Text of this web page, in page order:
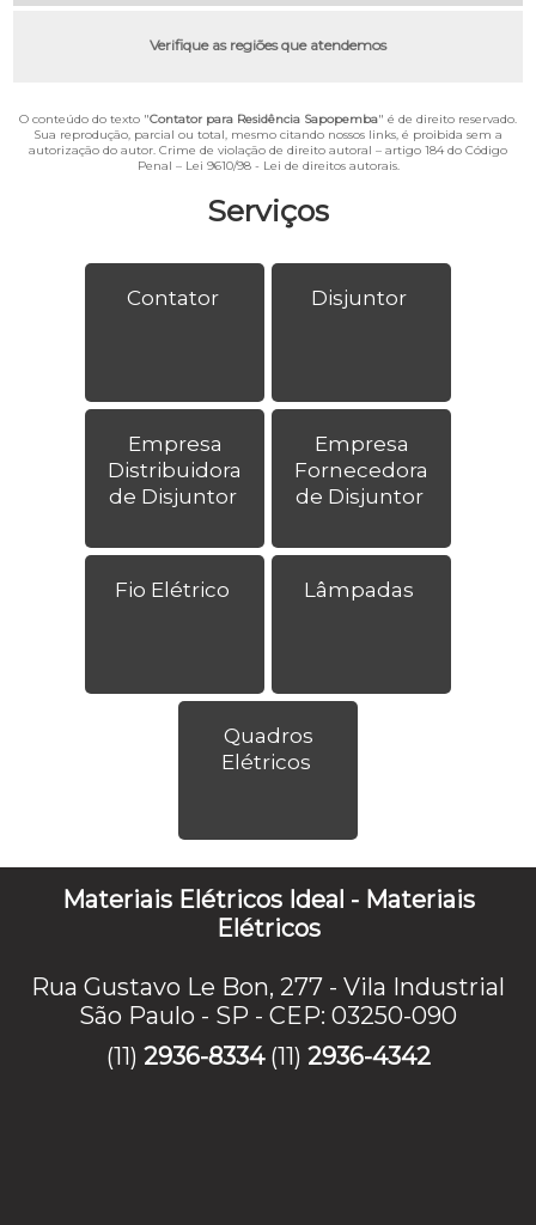
Serviços
Contator Disjuntor
Empresa
Distribuidora
de Disjuntor
Empresa
Fornecedora
de Disjuntor
Fio Elétrico Lâmpadas
Quadros
Elétricos
Verifique as regiões que atendemos
O conteúdo do texto "Contator para Residência Sapopemba" é de direito reservado.
Sua reprodução, parcial ou total, mesmo citando nossos links, é proibida sem a
autorização do autor. Crime de violação de direito autoral – artigo 184 do Código
Penal – Lei 9610/98 - Lei de direitos autorais.
Materiais Elétricos Ideal - Materiais
Elétricos
Rua Gustavo Le Bon, 277 - Vila Industrial
São Paulo - SP - CEP: 03250-090
(11) 2936-8334 (11) 2936-4342